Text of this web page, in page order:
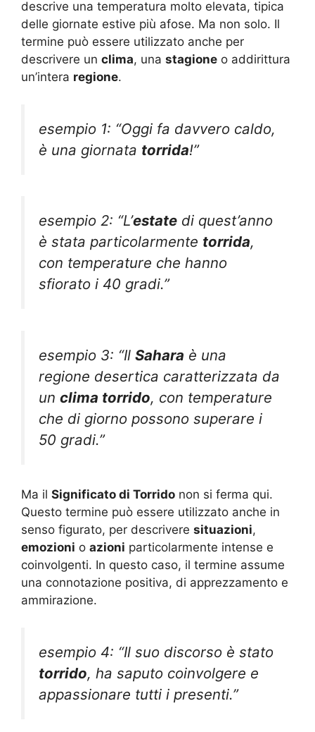
descrive una temperatura molto elevata, tipica
delle giornate estive più afose. Ma non solo. Il
termine può essere utilizzato anche per
descrivere un clima, una stagione o addirittura
un’intera regione.
esempio 1: “Oggi fa davvero caldo,
è una giornata torrida!”
esempio 2: “L’estate di quest’anno
è stata particolarmente torrida,
con temperature che hanno
sfiorato i 40 gradi.”
esempio 3: “Il Sahara è una
regione desertica caratterizzata da
un clima torrido, con temperature
che di giorno possono superare i
50 gradi.”
Ma il Significato di Torrido non si ferma qui.
Questo termine può essere utilizzato anche in
senso figurato, per descrivere situazioni,
emozioni o azioni particolarmente intense e
coinvolgenti. In questo caso, il termine assume
una connotazione positiva, di apprezzamento e
ammirazione.
esempio 4: “Il suo discorso è stato
torrido, ha saputo coinvolgere e
appassionare tutti i presenti.”